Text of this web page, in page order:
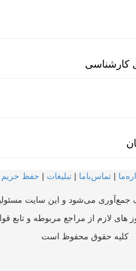
کارشناسی
| تماس‌با‌ما | تبلیغات | حفظ
جمع‌آوری می‌شود و این سایت
های لازم از مراجع مربوطه و تابع
کلیه حقوق محفوظ است